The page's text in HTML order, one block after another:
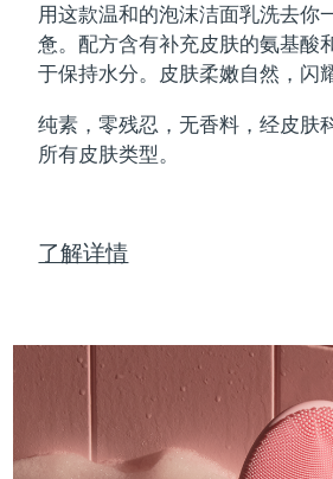
用这款温和的泡沫洁面乳洗去你
惫。配方含有补充皮肤的氨基酸
于保持水分。皮肤柔嫩自然，闪
纯素，零残忍，无香料，经皮肤
所有皮肤类型。
了解详情
FAQ™产品
All anti-aging
FAQ™产品
All LED treatments
All hair treatments
All FAQ™ skincare
FAQ™ products
All toning treatments
Professional IPL hair
IPL hair removal
PEACH™
Cooling IPL hair
Microcurrent body
Massaging body
痘肌护理
ESPADA™ 2
Recurring acne LED
ESPADA™
Concentrated acne
眼部
BEAR™ 2 eyes
Microcurrent line
眼部护肤
Advanced eye care
KIWI™
Blackhead remover
FLIP™ play
LED light hairbrush
牙齿美白
issa™ Teeth
Dual LED + sonic
更多的
德国
希腊
匈牙利
印度尼西亚
爱尔兰